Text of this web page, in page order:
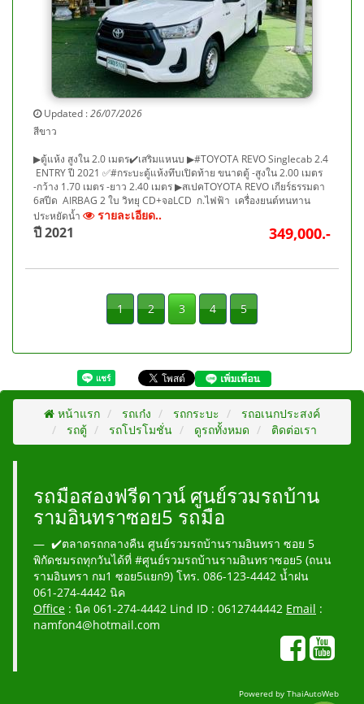
Updated :26/07/2026
สีขาว
▶ตู้แห้ง สูงใน 2.0 เมตร✔️เสริมแหนบ ▶#TOYOTA REVO Singlecab 2.4
ENTRY ปี 2021 ✅#กระบะตู้แห้งทึบเปิดท้าย ขนาดตู้ -สูงใน 2.00 เมตร
-กว้าง 1.70 เมตร -ยาว 2.40 เมตร ▶สเปคTOYOTA REVO เกียร์ธรรมดา
6สปีด AIRBAG 2 ใบ วิทยุ CD+จอLCD ก.ไฟฟ้า เครื่องยนต์ทนทาน
ประหยัดน้ำ
รายละเอียด..
ปี 2021 349,000.-
1 2 3 4 5
หน้าแรก รถเก๋ง รถกระบะ
รถอเนกประสงค์
รถตู้
รถโปรโมชั่น ดูรถทั้งหมด ติดต่อเรา
รถมือสองฟรีดาวน์ ศูนย์รวมรถบ้าน
รามอินทราซอย5 รถมือ
✔️ตลาดรถกลางคืน ศูนย์รวมรถบ้านรามอินทรา ซอย 5
พิกัดชมรถทุกวันได้ที่ #ศูนย์รวมรถบ้านรามอินทราซอย5 (ถนน
รามอินทรา กม1 ซอย5แยก9) โทร. 086-123-4442 น้ำฝน
061-274-4442 นิค
Office : นิค 061-274-4442 Lind ID : 0612744442 Email :
namfon4@hotmail.com
Powered by ThaiAutoWeb